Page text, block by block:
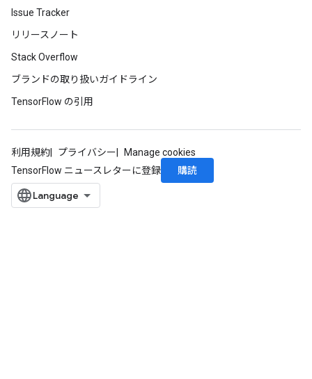
Issue Tracker
リリースノート
Stack Overflow
ブランドの取り扱いガイドライン
TensorFlow の引用
利用規約 プライバシー
Manage cookies
TensorFlow ニュースレターに登録
購読